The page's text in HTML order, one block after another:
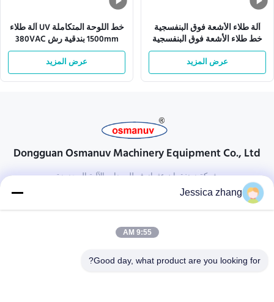
آلة طلاء الأشعة فوق البنفسجية
خط طلاء الأشعة فوق البنفسجية
ISO9001 L10000mm
عرض المزيد
خط اللوحة المتكاملة UV آلة طلاء
1500mm بندقية رش 380VAC
عرض المزيد
Dongguan Osmanuv Machinery Equipment Co., Ltd
شركة دونغقوان عثمانوف للمعدات الآلية المحدودة
تواصل معنا
28 الصناعية الثانية ، ليو تشونغ وي ، وانجيانغ ، دونغقوان ، قوانغدونغ ،
86-769 -88125248
Jessica zhang
9:55 AM
Good day, what product are you looking for?